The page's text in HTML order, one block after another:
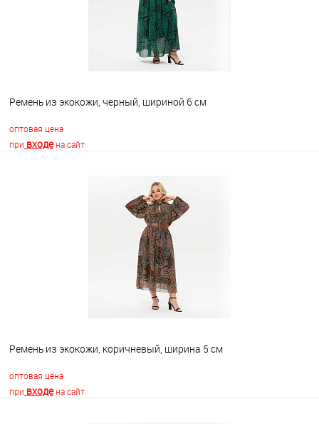
Ремень из экокожи, черный, шириной 6 см
оптовая цена
при входена сайт
В корзину
Ремень из экокожи, коричневый, ширина 5 см
оптовая цена
при входена сайт